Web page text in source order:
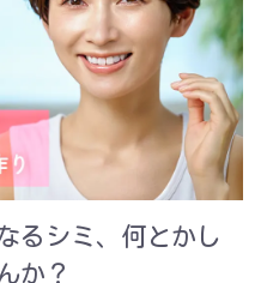
るシミ、何とかし
か？